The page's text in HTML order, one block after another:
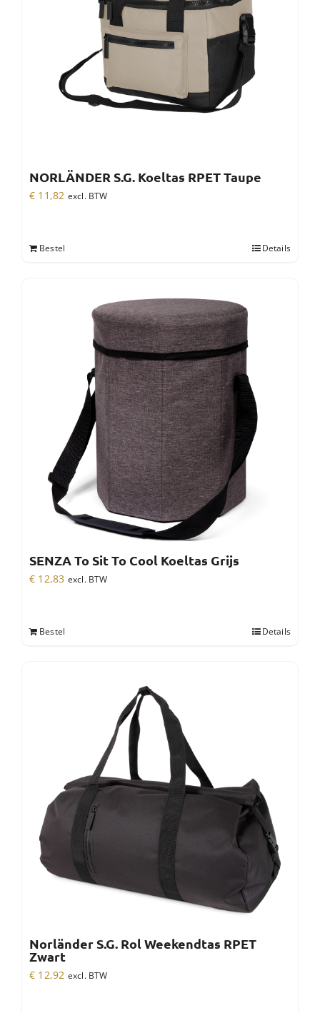
NORLÄNDER S.G. Koeltas RPET Taupe
€ 11,82 excl. BTW
Bestel Details
SENZA To Sit To Cool Koeltas Grijs
€ 12,83 excl. BTW
Bestel Details
Norländer S.G. Rol Weekendtas RPET
Zwart
€ 12,92 excl. BTW